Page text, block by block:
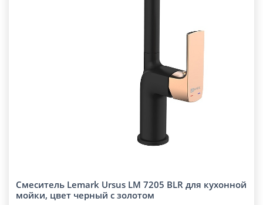
Смеситель Lemark Ursus LM 7205 BLR для кухонной
мойки, цвет черный с золотом